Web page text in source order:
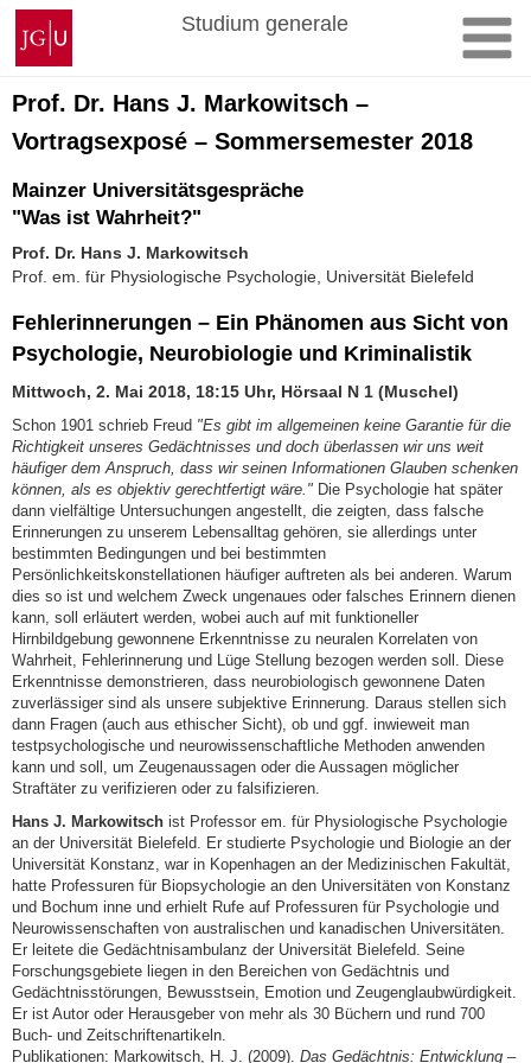
Zum
Inhalt
springen
Johannes
Gutenberg-
Universität
Mainz
Studium generale
Prof. Dr. Hans J. Markowitsch –
Vortragsexposé – Sommersemester 2018
Mainzer Universitätsgespräche
"Was ist Wahrheit?"
Prof. Dr. Hans J. Markowitsch
Prof. em. für Physiologische Psychologie, Universität Bielefeld
Fehlerinnerungen – Ein Phänomen aus Sicht von
Psychologie, Neurobiologie und Kriminalistik
Mittwoch, 2. Mai 2018, 18:15 Uhr, Hörsaal N 1 (Muschel)
Schon 1901 schrieb Freud "Es gibt im allgemeinen keine Garantie für die
Richtigkeit unseres Gedächt­nisses und doch überlassen wir uns weit
häufiger dem Anspruch, dass wir seinen Informationen Glauben schenken
können, als es objektiv gerechtfertigt wäre." Die Psychologie hat später
dann vielfältige Unter­suchungen angestellt, die zeigten, dass falsche
Erinnerungen zu unserem Lebensalltag gehören, sie allerdings unter
bestimmten Bedingungen und bei bestimmten
Persönlichkeitskonstellationen häufiger auftreten als bei anderen. Warum
dies so ist und welchem Zweck ungenaues oder falsches Erinnern dienen
kann, soll erläutert werden, wobei auch auf mit funktioneller
Hirnbildgebung gewonnene Erkennt­nisse zu neuralen Korrelaten von
Wahrheit, Fehlerinnerung und Lüge Stellung bezogen werden soll. Diese
Erkenntnisse demonstrieren, dass neurobiologisch gewonnene Daten
zuverlässiger sind als unsere subjektive Erinnerung. Daraus stellen sich
dann Fragen (auch aus ethischer Sicht), ob und ggf. inwieweit man
testpsychologische und neurowissenschaftliche Methoden anwenden
kann und soll, um Zeugenaus­sagen oder die Aussagen möglicher
Straftäter zu verifizieren oder zu falsifizieren.
Hans J. Markowitsch ist Professor em. für Physiologische Psychologie
an der Universität Bielefeld. Er stu­dierte Psychologie und Biologie an der
Universität Konstanz, war in Kopenhagen an der Medizinischen Fakultät,
hatte Professuren für Biopsychologie an den Universitäten von Konstanz
und Bochum inne und erhielt Rufe auf Professuren für Psychologie und
Neurowissenschaften von australischen und kana­dischen Universitäten.
Er leitete die Gedächtnisambulanz der Universität Bielefeld. Seine
Forschungs­gebiete liegen in den Bereichen von Gedächtnis und
Gedächtnisstörungen, Bewusstsein, Emotion und Zeugenglaubwürdigkeit.
Er ist Autor oder Herausgeber von mehr als 30 Büchern und rund 700
Buch- und Zeitschriftenartikeln.
Publikationen: Markowitsch, H. J. (2009). Das Gedächtnis: Entwicklung –